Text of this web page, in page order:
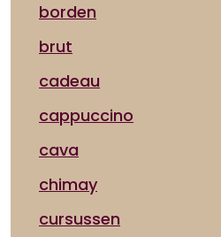
borden
brut
cadeau
cappuccino
cava
chimay
cursussen